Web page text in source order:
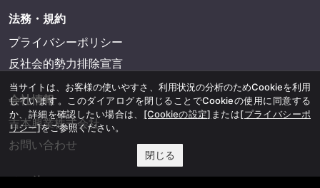
法務・規約
プライバシーポリシー
反社会的勢力排除宣言
会社情報
吉本興業株式会社
お問い合わせ
当サイトは、お客様の使いやすさ、利用状況の分析のためCookieを利用
しています。このダイアログを閉じることでCookieの使用に同意する
か、詳細を確認したい場合は、 [Cookieの設定] または[プライバシーポ
リシー]をご参照ください。
閉じる